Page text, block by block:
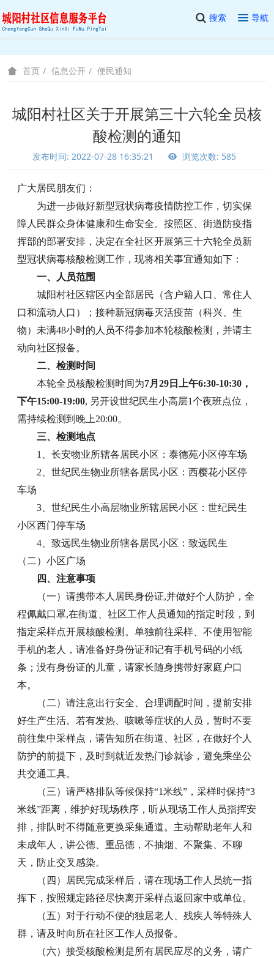
搜索 导航
首页 信息公开 便民通知
城阳村社区关于开展第三十六轮全员核
酸检测的通知
发布时间: 2022-07-28 16:35:21 浏览次数: 585
广大居民朋友们：
为进一步做好新型冠状病毒疫情防控工作，切实保
障人民群众身体健康和生命安全。按照区、街道防疫指
挥部的部署安排，决定在全社区开展第三十六轮全员新
型冠状病毒核酸检测工作，现将相关事宜通知如下：
一、人员范围
城阳村社区辖区内全部居民（含户籍人口、常住人
口和流动人口）；接种新冠病毒灭活疫苗（科兴、生
物）未满48小时的人员不得参加本轮核酸检测，并请主
动向社区报备。
二、检测时间
本轮全员核酸检测时间为7月29日上午6:30-10:30，
下午15:00-19:00, 另开设世纪民生小高层1个夜班点位，
需持续检测到晚上20:00。
三、检测地点
1、长安物业所辖各居民小区：泰德苑小区停车场
2、世纪民生物业所辖各居民小区：西樱花小区停
车场
3、世纪民生小高层物业所辖居民小区：世纪民生
小区西门停车场
4、致远民生物业所辖各居民小区：致远民生
（二）小区广场
四、注意事项
（一）请携带本人居民身份证,并做好个人防护，全
程佩戴口罩,在街道、社区工作人员通知的指定时段，到
指定采样点开展核酸检测。单独前往采样、不使用智能
手机的老人，请准备好身份证和记有手机号码的小纸
条；没有身份证的儿童，请家长随身携带好家庭户口
本。
（二）请注意出行安全、合理调配时间，提前安排
好生产生活。若有发热、咳嗽等症状的人员，暂时不要
前往集中采样点，请告知所在街道、社区，在做好个人
防护的前提下，及时到就近发热门诊就诊，避免乘坐公
共交通工具。
（三）请严格排队等候保持“1米线”，采样时保持“3
米线”距离，维护好现场秩序，听从现场工作人员指挥安
排，排队时不得随意更换采集通道。主动帮助老年人和
未成年人，讲公德、重品德，不抽烟、不聚集、不聊
天，防止交叉感染。
（四）居民完成采样后，请在现场工作人员统一指
挥下，按照规定路径尽快离开采样点返回家中或单位。
（五）对于行动不便的独居老人、残疾人等特殊人
群，请及时向所在社区工作人员报备。
（六）接受核酸检测是所有居民应尽的义务，请广